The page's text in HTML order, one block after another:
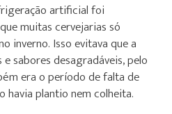
artificial foi
muitas cervejarias só
inverno. Isso evitava que a
sabores desagradáveis, pelo
era o período de falta de
havia plantio nem colheita.